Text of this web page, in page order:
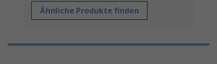
Ähnliche Produkte finden